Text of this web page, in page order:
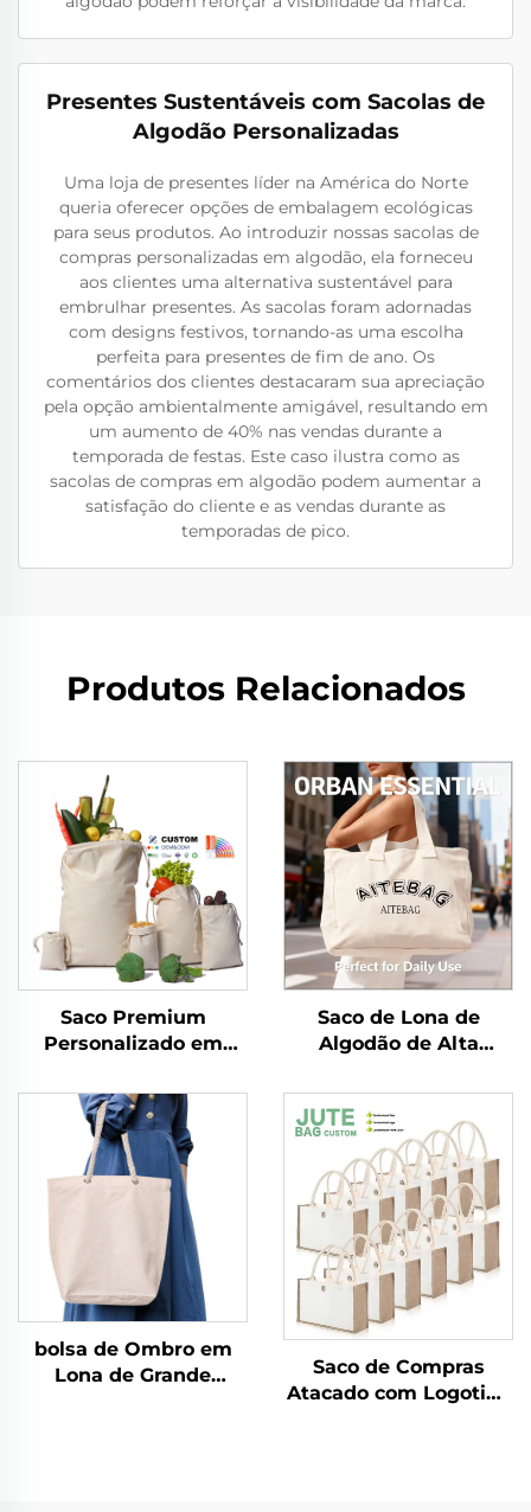
Presentes Sustentáveis com Sacolas de
Algodão Personalizadas
Uma loja de presentes líder na América do Norte
queria oferecer opções de embalagem ecológicas
para seus produtos. Ao introduzir nossas sacolas de
compras personalizadas em algodão, ela forneceu
aos clientes uma alternativa sustentável para
embrulhar presentes. As sacolas foram adornadas
com designs festivos, tornando-as uma escolha
perfeita para presentes de fim de ano. Os
comentários dos clientes destacaram sua apreciação
pela opção ambientalmente amigável, resultando em
um aumento de 40% nas vendas durante a
temporada de festas. Este caso ilustra como as
sacolas de compras em algodão podem aumentar a
satisfação do cliente e as vendas durante as
temporadas de pico.
Produtos Relacionados
Saco Premium
Personalizado em
Musselina com Cordão
de Ajuste, Embalagem
em Algodão Canvas
com Logotipo
Personalizado
Saco de Lona de
Algodão de Alta
de Corda, Alça de
Ombro, Tamanho
Médio, com Estampa
de Letras Moderna e
Transferência de
Logotipo
Personalizado
bolsa de Ombro em
Lona de Grande
Saco de Compras
Atacado com Logotipo